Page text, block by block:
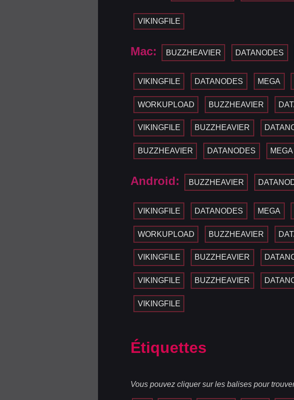
VIKINGFILE
Mac: BUZZHEAVIER DATANODES
VIKINGFILE DATANODES MEGA
WORKUPLOAD BUZZHEAVIER
VIKINGFILE BUZZHEAVIER
BUZZHEAVIER DATANODES MEGA
Android: BUZZHEAVIER
VIKINGFILE DATANODES MEGA
WORKUPLOAD BUZZHEAVIER
VIKINGFILE BUZZHEAVIER
VIKINGFILE BUZZHEAVIER
VIKINGFILE
Étiquettes
Vous pouvez cliquer sur les balises pour